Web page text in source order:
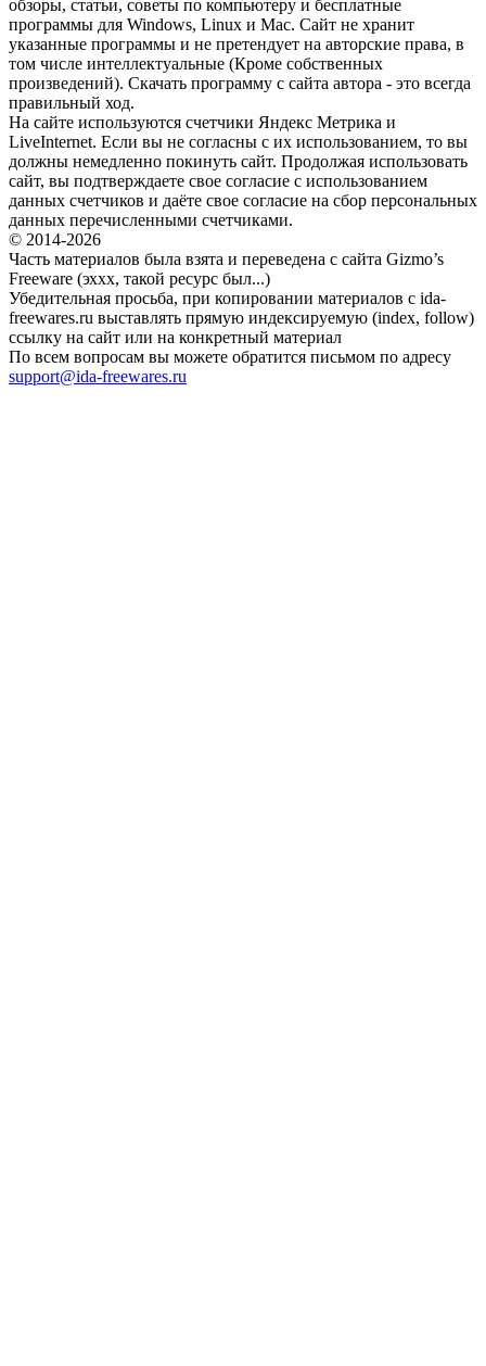
обзоры, статьи, советы по компьютеру и бесплатные
программы для Windows, Linux и Mac. Сайт не хранит
указанные программы и не претендует на авторские права, в
том числе интеллектуальные (Кроме собственных
произведений). Скачать программу с сайта автора - это всегда
правильный ход.
На сайте используются счетчики Яндекс Метрика и
LiveInternet. Если вы не согласны с их использованием, то вы
должны немедленно покинуть сайт. Продолжая использовать
сайт, вы подтверждаете свое согласие с использованием
данных счетчиков и даёте свое согласие на сбор персональных
данных перечисленными счетчиками.
© 2014-2026
Часть материалов была взята и переведена с сайта Gizmo’s
Freeware (эххх, такой ресурс был...)
Убедительная просьба, при копировании материалов с ida-
freewares.ru выставлять прямую индексируемую (index, follow)
ссылку на сайт или на конкретный материал
По всем вопросам вы можете обратится письмом по адресу
support@ida-freewares.ru